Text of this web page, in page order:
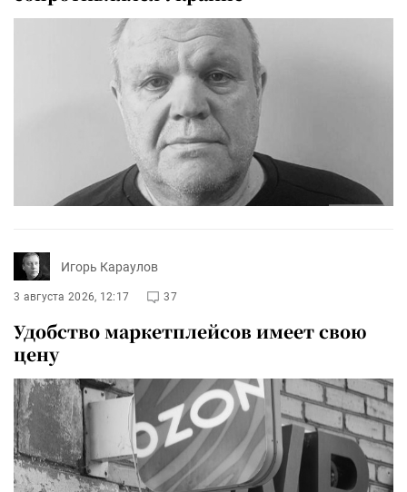
Игорь Караулов
3 августа 2026, 12:17 37
Удобство маркетплейсов имеет свою
цену